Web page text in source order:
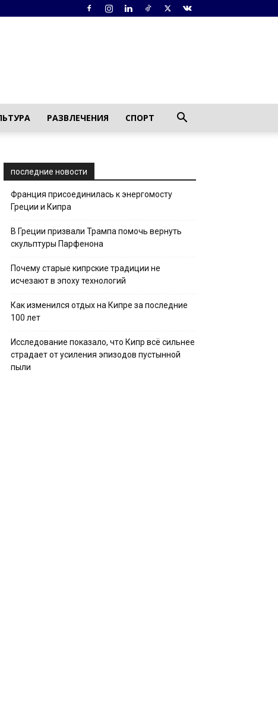
РАЗВЛЕЧЕНИЯ СПОРТ
последние новости
Франция присоединилась к энергомосту
Греции и Кипра
В Греции призвали Трампа помочь вернуть
скульптуры Парфенона
Почему старые кипрские традиции не
исчезают в эпоху технологий
Как изменился отдых на Кипре за последние
100 лет
Исследование показало, что Кипр всё сильнее
страдает от усиления эпизодов пустынной
пыли